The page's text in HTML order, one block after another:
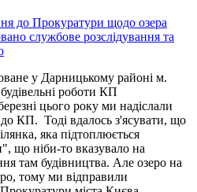
до Прокуратури щодо озера
службове розслідування та
у Дарницькому районі м.
роботи КП
цього року ми надіслали
КП. Тоді вдалось з'ясувати, що
яка підтоплюється
що ніби-то вказувало на
там будівництва. Але озеро на
тому ми відправили